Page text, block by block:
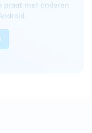
praat met anderen